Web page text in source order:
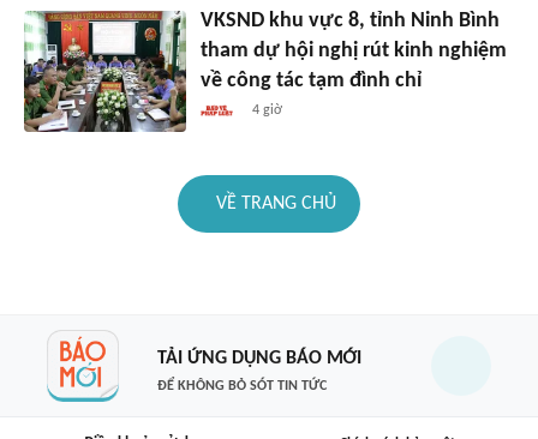
VKSND khu vực 8, tỉnh Ninh Bình
tham dự hội nghị rút kinh nghiệm
về công tác tạm đình chỉ
4 giờ
VỀ TRANG CHỦ
TẢI ỨNG DỤNG BÁO MỚI
ĐỂ KHÔNG BỎ SÓT TIN TỨC